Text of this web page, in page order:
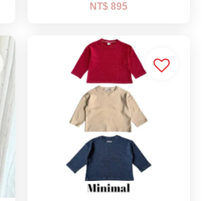
NT$ 895